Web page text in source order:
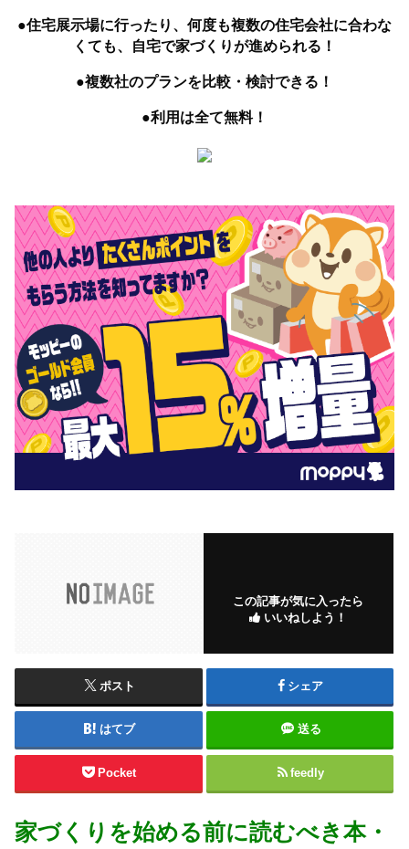
●住宅展示場に行ったり、何度も複数の住宅会社に合わな
くても、自宅で家づくりが進められる！
●複数社のプランを比較・検討できる！
●利用は全て無料！
この記事が気に入ったら
いいねしよう！
ポスト シェア
はてブ 送る
Pocket feedly
家づくりを始める前に読むべき本・